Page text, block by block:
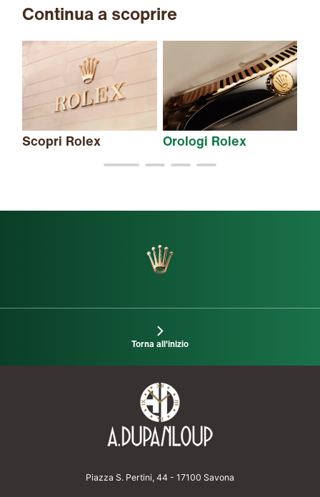
Continua a scoprire
Scopri Rolex Orologi Rolex
Torna all'inizio
Piazza S. Pertini, 44 - 17100 Savona